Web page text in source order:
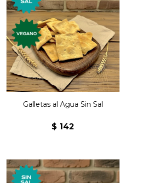
Galletas premium al agua
sin sal.
Galletas al Agua Sin Sal
$ 142